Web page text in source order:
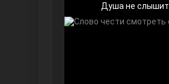
Душа не слышит